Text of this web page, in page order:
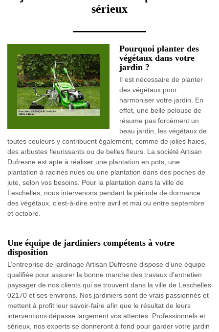
sérieux
Pourquoi planter des
végétaux dans votre
jardin ?
Il est nécessaire de planter
des végétaux pour
harmoniser votre jardin. En
effet, une belle pelouse de
résume pas forcément un
beau jardin, les végétaux de
toutes couleurs y contribuent également, comme de jolies haies,
des arbustes fleurissants ou de belles fleurs. La société Artisan
Dufresne est apte à réaliser une plantation en pots, une
plantation à racines nues ou une plantation dans des poches de
jute, selon vos besoins. Pour la plantation dans la ville de
Leschelles, nous intervenons pendant la période de dormance
des végétaux, c’est-à-dire entre avril et mai ou entre septembre
et octobre.
Une équipe de jardiniers compétents à votre
disposition
L’entreprise de jardinage Artisan Dufresne dispose d’une équipe
qualifiée pour assurer la bonne marche des travaux d’entretien
paysager de nos clients qui se trouvent dans la ville de Leschelles
02170 et ses environs. Nos jardiniers sont de vrais passionnés et
mettent à profit leur savoir-faire afin que le résultat de leurs
interventions dépasse largement vos attentes. Professionnels et
sérieux, nos experts se donneront à fond pour garder votre jardin